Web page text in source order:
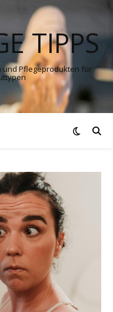
TIPPS
und Pflegeprodukten für